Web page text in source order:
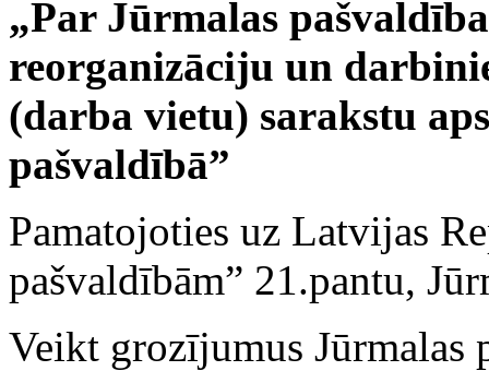
„Par Jūrmalas
reorganizāciju un
(darba vietu) sarakstu
pašvaldībā”
Pamatojoties uz Latvijas
pašvaldībām” 21.pantu,
Veikt grozījumus Jūrmalas